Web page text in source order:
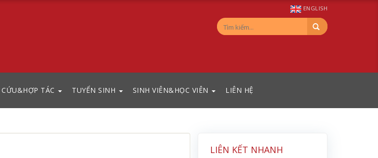
ENGLISH
TÁC TUYỂN SINH SINH VIÊN&HỌC VIÊN LIÊN HỆ
LIÊN KẾT NHANH